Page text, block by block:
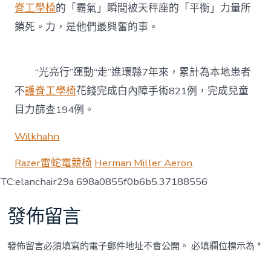
脊工學椅的「霸氣」瞬間被天秤座的「平衡」力量所
鎖死。力，是他們最興奮的事。
“光亮行”運動“走”進環縣7年來，累計為本地患者
不護脊工學椅花錢完成白內障手術821例，完成兒童
目力篩查194例。
Wilkhahn
Razer雷蛇電競椅 Herman Miller Aeron
TC:elanchair29a 698a0855f0b6b5.37188556
發佈留言
發佈留言必須填寫的電子郵件地址不會公開。 必填欄位標示為*